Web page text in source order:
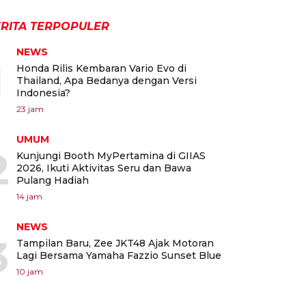
TERPOPULER
NEWS
Honda Rilis Kembaran Vario Evo di
Thailand, Apa Bedanya dengan Versi
Indonesia?
23 jam
UMUM
Kunjungi Booth MyPertamina di GIIAS
2026, Ikuti Aktivitas Seru dan Bawa
Pulang Hadiah
14 jam
NEWS
Tampilan Baru, Zee JKT48 Ajak Motoran
Lagi Bersama Yamaha Fazzio Sunset Blue
10 jam